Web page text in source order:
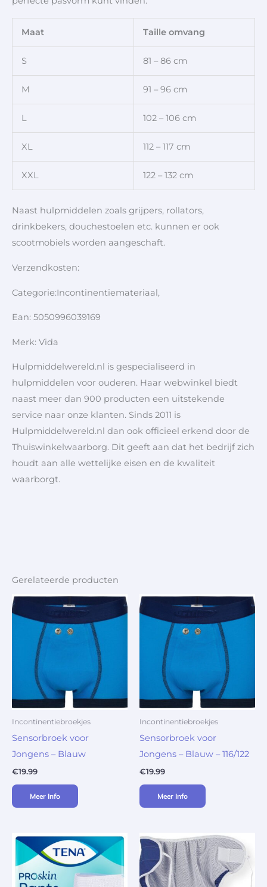
Maat Taille omvang
S 81 – 86 cm
M 91 – 96 cm
L 102 – 106 cm
XL 112 – 117 cm
XXL 122 – 132 cm
Naast hulpmiddelen zoals grijpers, rollators,
drinkbekers, douchestoelen etc. kunnen er ook
scootmobiels worden aangeschaft.
Verzendkosten:
Categorie:Incontinentiemateriaal,
Ean: 5050996039169
Merk: Vida
Hulpmiddelwereld.nl is gespecialiseerd in
hulpmiddelen voor ouderen. Haar webwinkel biedt
naast meer dan 900 producten een uitstekende
service naar onze klanten. Sinds 2011 is
Hulpmiddelwereld.nl dan ook officieel erkend door de
Thuiswinkelwaarborg. Dit geeft aan dat het bedrijf zich
houdt aan alle wettelijke eisen en de kwaliteit
waarborgt.
Gerelateerde producten
Incontinentiebroekjes
Sensorbroek voor
Jongens – Blauw
€19.99
Meer Info
Incontinentiebroekjes
Sensorbroek voor
Jongens – Blauw – 116/122
€19.99
Meer Info